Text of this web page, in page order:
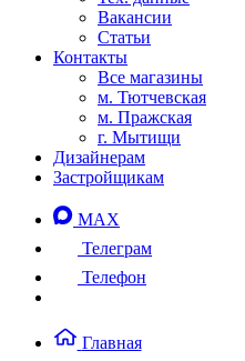
Вакансии
Статьи
Контакты
Все магазины
м. Тютчевская
м. Пражская
г. Мытищи
Дизайнерам
Застройщикам
MAX
Телеграм
Телефон
Главная